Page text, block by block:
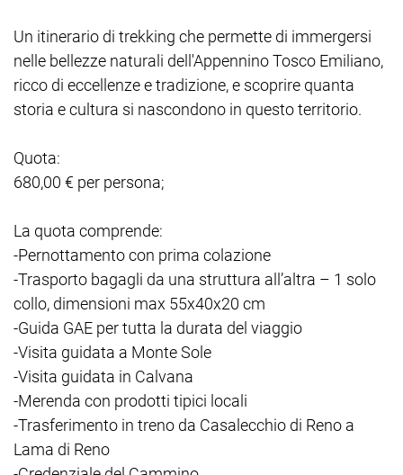
Un itinerario di trekking che permette di immergersi
nelle bellezze naturali dell'Appennino Tosco Emiliano,
ricco di eccellenze e tradizione, e scoprire quanta
storia e cultura si nascondono in questo territorio.
Quota:
680,00 € per persona;
La quota comprende:
-Pernottamento con prima colazione
-Trasporto bagagli da una struttura all’altra – 1 solo
collo, dimensioni max 55x40x20 cm
-Guida GAE per tutta la durata del viaggio
-Visita guidata a Monte Sole
-Visita guidata in Calvana
-Merenda con prodotti tipici locali
-Trasferimento in treno da Casalecchio di Reno a
Lama di Reno